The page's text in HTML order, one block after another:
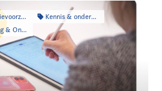
Kennis & onderzoek